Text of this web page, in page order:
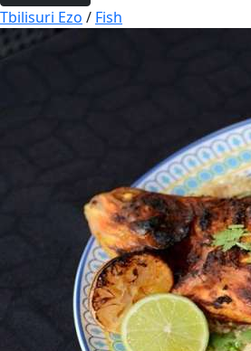
Tbilisuri Ezo / Fish